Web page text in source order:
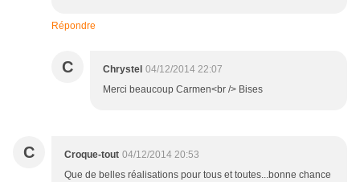
Répondre
C Chrystel 04/12/2014 22:07
Merci beaucoup Carmen<br /> Bises
C Croque-tout 04/12/2014 20:53
Que de belles réalisations pour tous et toutes...bonne chance